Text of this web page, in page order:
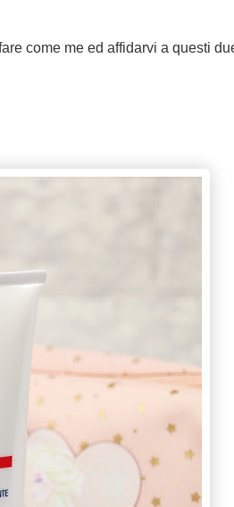
come me ed affidarvi a questi